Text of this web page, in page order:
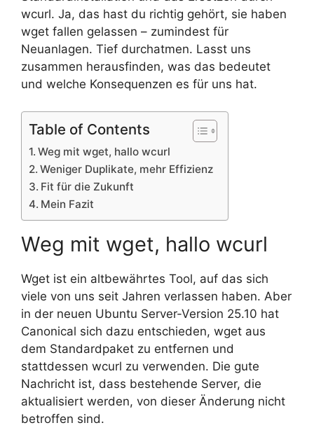
wcurl. Ja, das hast du richtig gehört, sie haben
wget fallen gelassen – zumindest für
Neuanlagen. Tief durchatmen. Lasst uns
zusammen herausfinden, was das bedeutet
und welche Konsequenzen es für uns hat.
Table of Contents
Weg mit wget, hallo wcurl
Weniger Duplikate, mehr Effizienz
Fit für die Zukunft
Mein Fazit
Weg mit wget, hallo wcurl
Wget ist ein altbewährtes Tool, auf das sich
viele von uns seit Jahren verlassen haben. Aber
in der neuen Ubuntu Server-Version 25.10 hat
Canonical sich dazu entschieden, wget aus
dem Standardpaket zu entfernen und
stattdessen wcurl zu verwenden. Die gute
Nachricht ist, dass bestehende Server, die
aktualisiert werden, von dieser Änderung nicht
betroffen sind.